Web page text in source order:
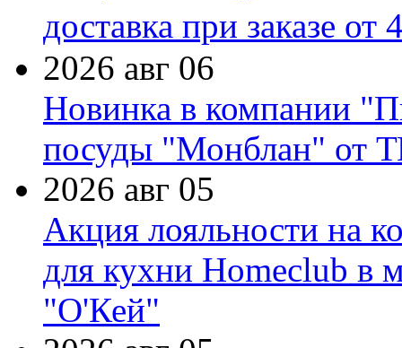
доставка при заказе от
2026 авг 06
Новинка в компании
посуды "Монблан" от
2026 авг 05
Акция лояльности на
для кухни Homeclub в
"О'Кей"